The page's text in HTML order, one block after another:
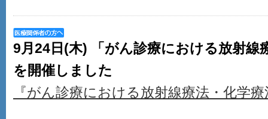
9月24日(木) 「がん診療における放射線
を開催しました
『がん診療における放射線療法・化学